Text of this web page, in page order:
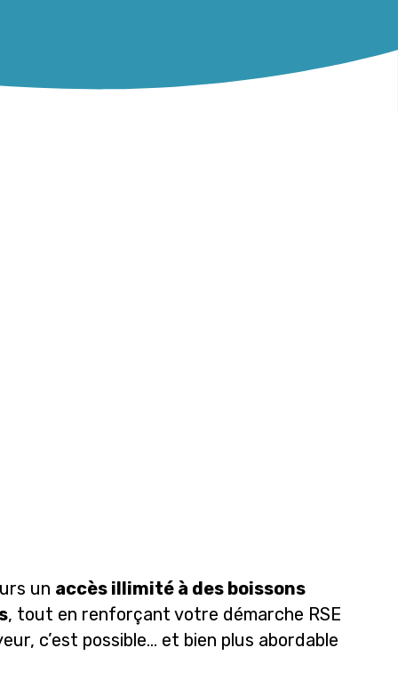
un accès illimité à des boissons
, tout en renforçant votre démarche RSE
c’est possible… et bien plus abordable